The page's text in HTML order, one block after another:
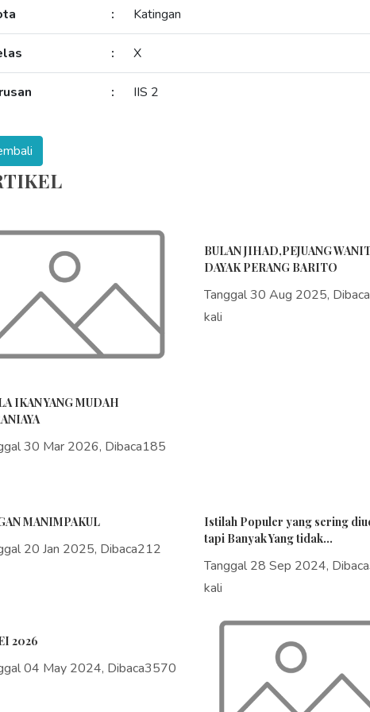
: Katingan
: X
: IIS 2
IKAN YANG MUDAH
30 Mar 2026, Dibaca185
BULAN JIHAD,PEJUANG
DAYAK PERANG BARITO
Tanggal 30 Aug 2025,
kali
MANIMPAKUL
20 Jan 2025, Dibaca212
Istilah Populer yang sering
tapi Banyak Yang tidak...
Tanggal 28 Sep 2024,
kali
2026
04 May 2024, Dibaca3570